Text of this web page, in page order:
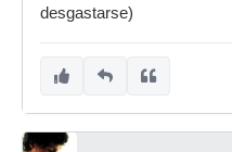
desgastarse)